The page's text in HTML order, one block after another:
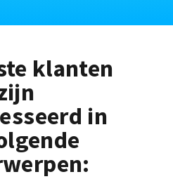
klanten
in